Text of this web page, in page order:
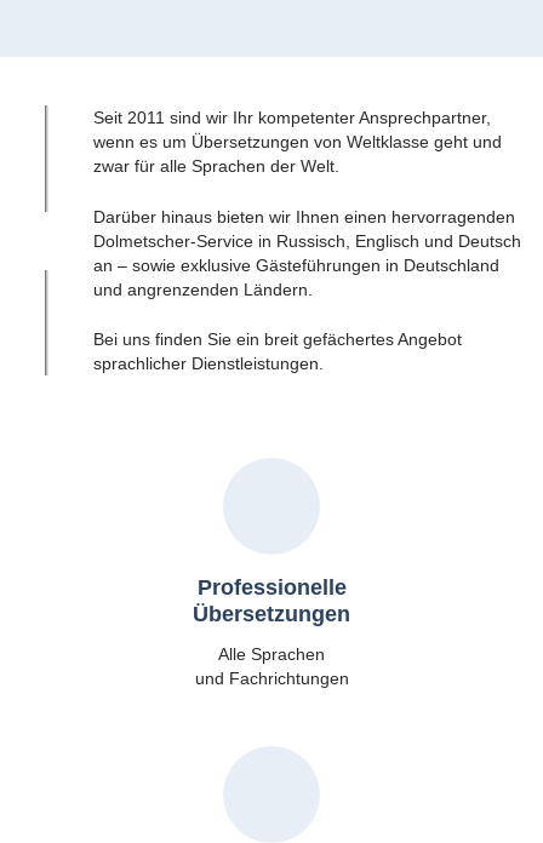
Seit 2011 sind wir Ihr kompetenter Ansprechpartner,
wenn es um Übersetzungen von Weltklasse geht und
zwar für alle Sprachen der Welt.
Darüber hinaus bieten wir Ihnen einen hervorragenden
Dolmetscher-Service in Russisch, Englisch und Deutsch
an – sowie exklusive Gästeführungen in Deutschland
und angrenzenden Ländern.
Bei uns finden Sie ein breit gefächertes Angebot
sprachlicher Dienstleistungen.
Professionelle
Übersetzungen
Alle Sprachen
und Fachrichtungen